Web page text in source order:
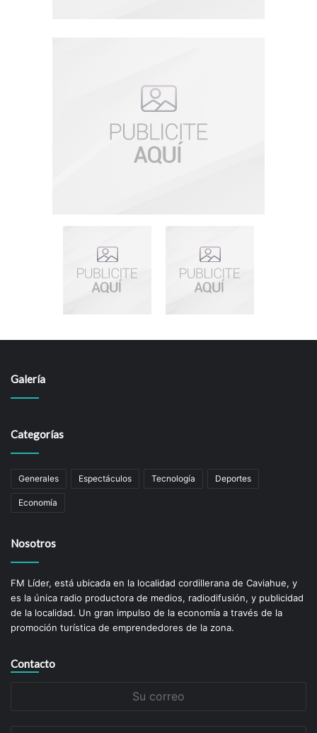
Galería
Categorías
Generales Espectáculos Tecnología Deportes
Economía
Nosotros
FM Líder, está ubicada en la localidad cordillerana de Caviahue, y
es la única radio productora de medios, radiodifusión, y publicidad
de la localidad. Un gran impulso de la economí­a a través de la
promoción turística de emprendedores de la zona.
Contacto